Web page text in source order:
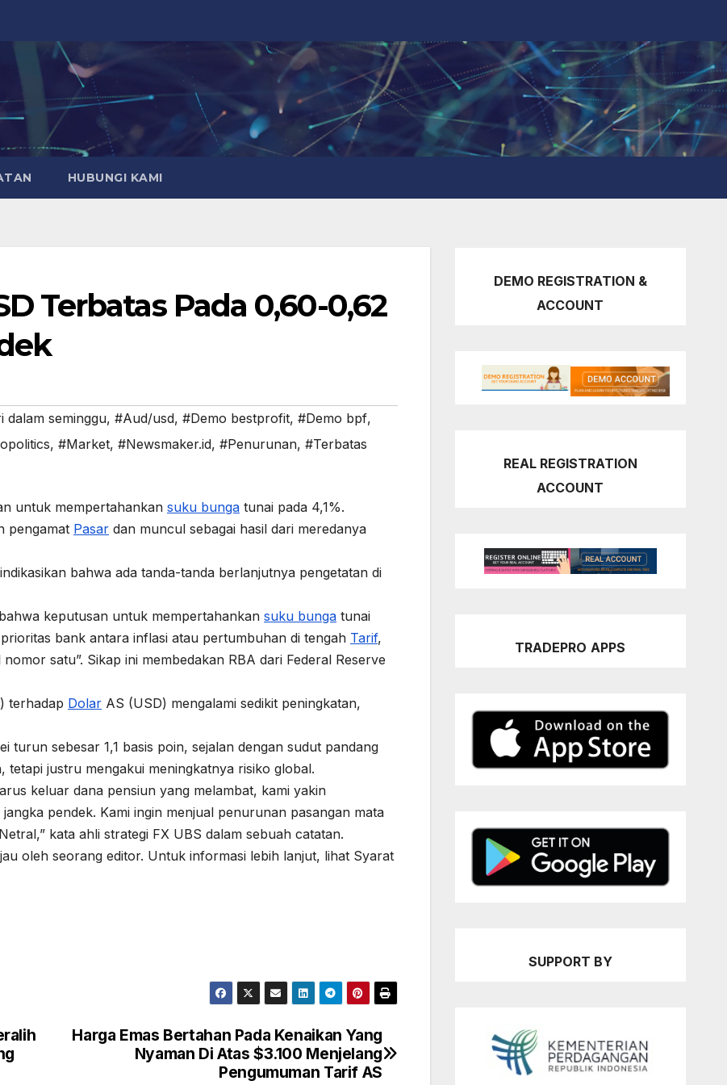
HUBUNGI KAMI
Terbatas Pada 0,60-0,62
dalam seminggu, #Aud/usd, #Demo bestprofit, #Demo bpf,
, #Market, #Newsmaker.id, #Penurunan, #Terbatas
untuk mempertahankan suku bunga tunai pada 4,1%.
pengamat Pasar dan muncul sebagai hasil dari meredanya
bahwa ada tanda-tanda berlanjutnya pengetatan di
keputusan untuk mempertahankan suku bunga tunai
bank antara inflasi atau pertumbuhan di tengah Tarif,
satu”. Sikap ini membedakan RBA dari Federal Reserve
terhadap Dolar AS (USD) mengalami sedikit peningkatan,
turun sebesar 1,1 basis poin, sejalan dengan sudut pandang
tetapi justru mengakui meningkatnya risiko global.
keluar dana pensiun yang melambat, kami yakin
pendek. Kami ingin menjual penurunan pasangan mata
kata ahli strategi FX UBS dalam sebuah catatan.
oleh seorang editor. Untuk informasi lebih lanjut, lihat Syarat
Harga Emas Bertahan Pada Kenaikan Yang
Nyaman Di Atas $3.100 Menjelang
Pengumuman Tarif AS
DEMO REGISTRATION &
ACCOUNT
REAL REGISTRATION
ACCOUNT
TRADEPRO APPS
SUPPORT BY